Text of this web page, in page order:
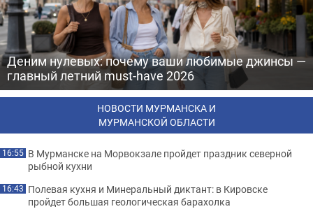
Деним нулевых: почему ваши любимые джинсы —
главный летний must-have 2026
НОВОСТИ МУРМАНСКА И
МУРМАНСКОЙ ОБЛАСТИ
16:55 В Мурманске на Морвокзале пройдет праздник северной
рыбной кухни
16:43 Полевая кухня и Минеральный диктант: в Кировске
пройдет большая геологическая барахолка